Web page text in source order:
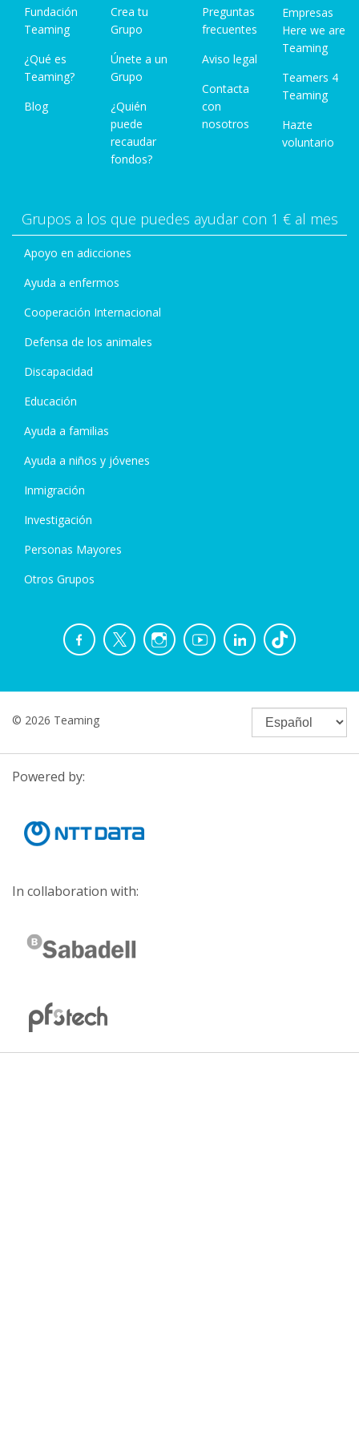
Fundación
Teaming
¿Qué es
Teaming?
Blog
Crea tu
Grupo
Únete a un
Grupo
¿Quién
puede
recaudar
fondos?
Preguntas
frecuentes
Aviso legal
Contacta
con
nosotros
Empresas
Here we are
Teaming
Teamers 4
Teaming
Hazte
voluntario
Grupos a los que puedes ayudar con 1 € al mes
Apoyo en adicciones
Ayuda a enfermos
Cooperación Internacional
Defensa de los animales
Discapacidad
Educación
Ayuda a familias
Ayuda a niños y jóvenes
Inmigración
Investigación
Personas Mayores
Otros Grupos
© 2026 Teaming
Powered by:
In collaboration with: